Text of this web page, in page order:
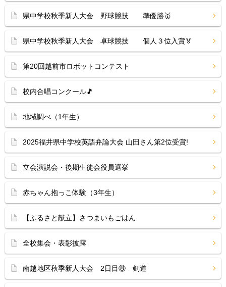
県中学校秋季新人大会 野球競技 準優勝🥇
県中学校秋季新人大会 卓球競技 個人３位入賞🏅
第20回越前市ロボットコンテスト
校内合唱コンクール🎵
地域調べ（1年生）
2025福井県中学校英語弁論大会 山田さん第2位受賞!
立会演説会・後期生徒会役員選挙
赤ちゃん抱っこ体験（3年生）
【ふるさと献立】さつまいもごはん
全校集会・表彰披露
南越地区秋季新人大会 2日目⑧ 剣道